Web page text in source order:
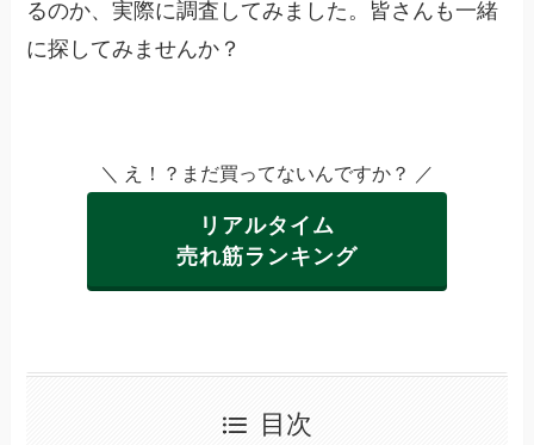
るのか、実際に調査してみました。皆さんも一緒
に探してみませんか？
＼ え！？まだ買ってないんですか？ ／
リアルタイム
売れ筋ランキング
目次